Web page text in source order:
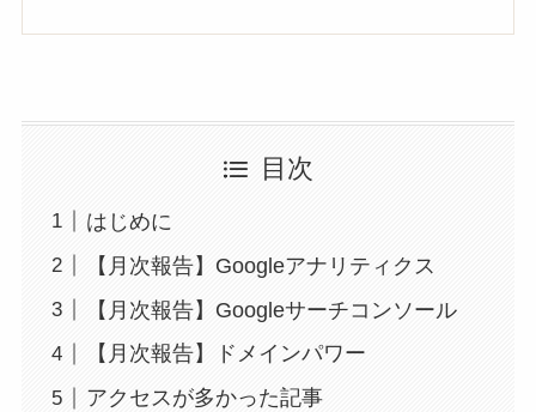
目次
はじめに
【月次報告】Googleアナリティクス
【月次報告】Googleサーチコンソール
【月次報告】ドメインパワー
アクセスが多かった記事